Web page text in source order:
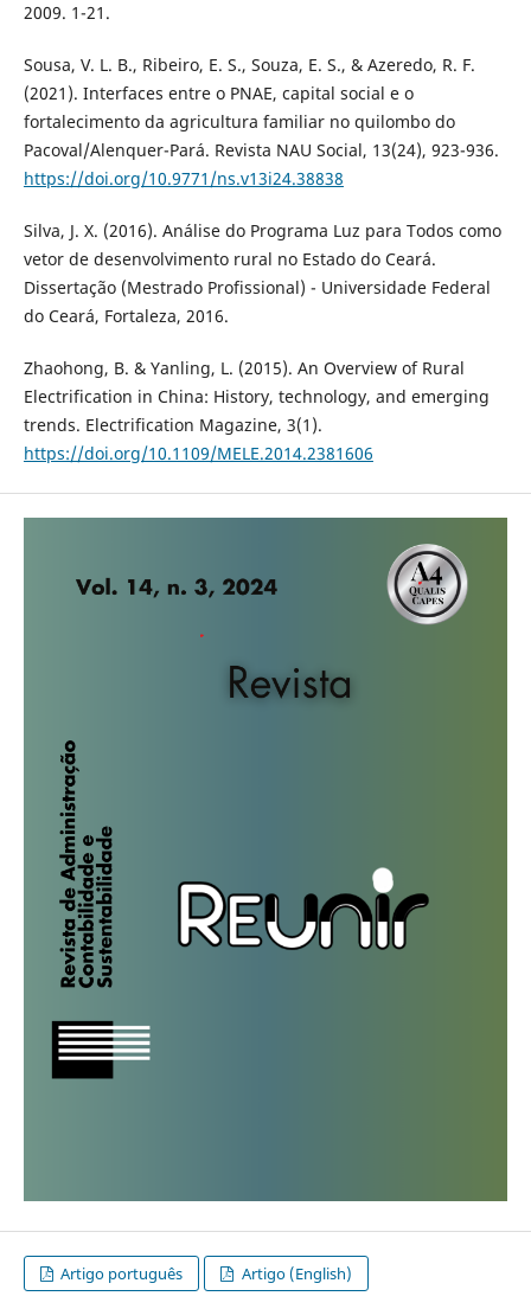
2009. 1-21.
Sousa, V. L. B., Ribeiro, E. S., Souza, E. S., & Azeredo, R. F.
(2021). Interfaces entre o PNAE, capital social e o
fortalecimento da agricultura familiar no quilombo do
Pacoval/Alenquer-Pará. Revista NAU Social, 13(24), 923-936.
https://doi.org/10.9771/ns.v13i24.38838
Silva, J. X. (2016). Análise do Programa Luz para Todos como
vetor de desenvolvimento rural no Estado do Ceará.
Dissertação (Mestrado Profissional) - Universidade Federal
do Ceará, Fortaleza, 2016.
Zhaohong, B. & Yanling, L. (2015). An Overview of Rural
Electrification in China: History, technology, and emerging
trends. Electrification Magazine, 3(1).
https://doi.org/10.1109/MELE.2014.2381606
Artigo português Artigo (English)